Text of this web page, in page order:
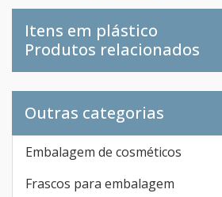
Itens em plástico
Produtos relacionados
Outras categorias
Embalagem de cosméticos
Frascos para embalagem